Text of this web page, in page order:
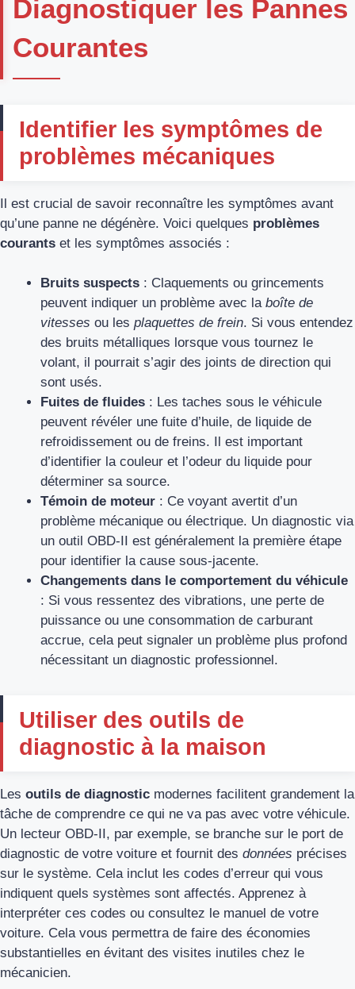
Diagnostiquer les Pannes
Courantes
Identifier les symptômes de
problèmes mécaniques
Il est crucial de savoir reconnaître les symptômes avant
qu’une panne ne dégénère. Voici quelques problèmes
courants et les symptômes associés :
Bruits suspects : Claquements ou grincements
peuvent indiquer un problème avec la boîte de
vitesses ou les plaquettes de frein. Si vous entendez
des bruits métalliques lorsque vous tournez le
volant, il pourrait s’agir des joints de direction qui
sont usés.
Fuites de fluides : Les taches sous le véhicule
peuvent révéler une fuite d’huile, de liquide de
refroidissement ou de freins. Il est important
d’identifier la couleur et l’odeur du liquide pour
déterminer sa source.
Témoin de moteur : Ce voyant avertit d’un
problème mécanique ou électrique. Un diagnostic via
un outil OBD-II est généralement la première étape
pour identifier la cause sous-jacente.
Changements dans le comportement du véhicule
: Si vous ressentez des vibrations, une perte de
puissance ou une consommation de carburant
accrue, cela peut signaler un problème plus profond
nécessitant un diagnostic professionnel.
Utiliser des outils de
diagnostic à la maison
Les outils de diagnostic modernes facilitent grandement la
tâche de comprendre ce qui ne va pas avec votre véhicule.
Un lecteur OBD-II, par exemple, se branche sur le port de
diagnostic de votre voiture et fournit des données précises
sur le système. Cela inclut les codes d’erreur qui vous
indiquent quels systèmes sont affectés. Apprenez à
interpréter ces codes ou consultez le manuel de votre
voiture. Cela vous permettra de faire des économies
substantielles en évitant des visites inutiles chez le
mécanicien.